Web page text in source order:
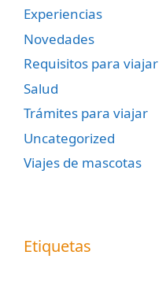
Experiencias
Novedades
Requisitos para viajar
Salud
Trámites para viajar
Uncategorized
Viajes de mascotas
Etiquetas